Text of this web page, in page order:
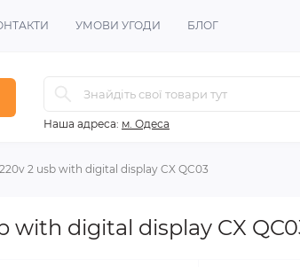
УМОВИ УГОДИ БЛОГ
Наша адреса: м. Одеса
2 usb with digital display CX QC03
with digital display CX